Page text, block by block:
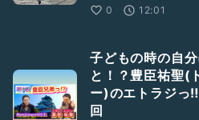
0
12:01
子どもの時の自
と！？豊臣祐聖(
ー)のエトラジっ
回